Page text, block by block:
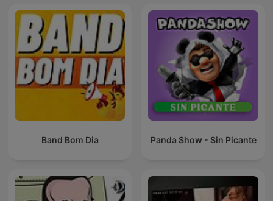
Band Bom Dia Panda Show - Sin Picante